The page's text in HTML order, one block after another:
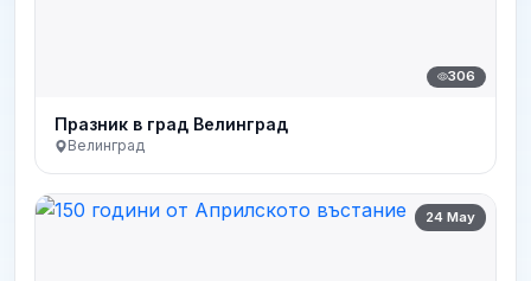
306
Празник в град Велинград
Велинград
24 May